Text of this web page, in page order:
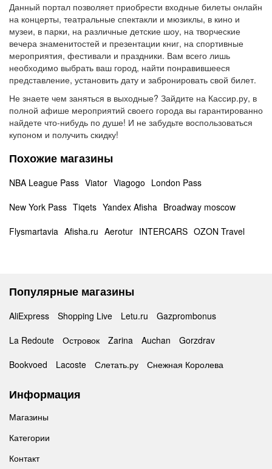
Данный портал позволяет приобрести входные билеты онлайн
на концерты, театральные спектакли и мюзиклы, в кино и
музеи, в парки, на различные детские шоу, на творческие
вечера знаменитостей и презентации книг, на спортивные
мероприятия, фестивали и праздники. Вам всего лишь
необходимо выбрать ваш город, найти понравившееся
представление, установить дату и забронировать свой билет.
Не знаете чем заняться в выходные? Зайдите на Кассир.ру, в
полной афише мероприятий своего города вы гарантированно
найдете что-нибудь по душе! И не забудьте воспользоваться
купоном и получить скидку!
Похожие магазины
NBA League Pass Viator Viagogo London Pass
New York Pass Tiqets Yandex Afisha Broadway moscow
Flysmartavia Afisha.ru Aerotur INTERCARS OZON Travel
Популярные магазины
AliExpress Shopping Live Letu.ru
Gazprombonus
La Redoute
Островок Zarina Auchan
Gorzdrav
Bookvoed
Lacoste Слетать.ру Снежная Королева
Информация
Магазины
Категории
Контакт